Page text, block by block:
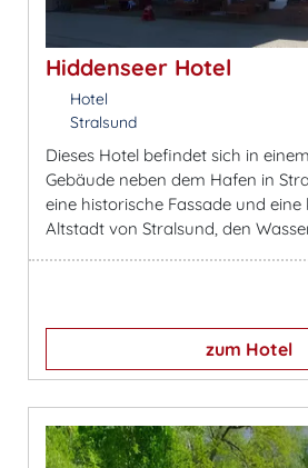
Hiddenseer Hotel
Hotel
Stralsund
Dieses Hotel befindet sich in
Gebäude neben dem Hafen in
eine historische Fassade und
Altstadt von Stralsund, den
zum Hotel